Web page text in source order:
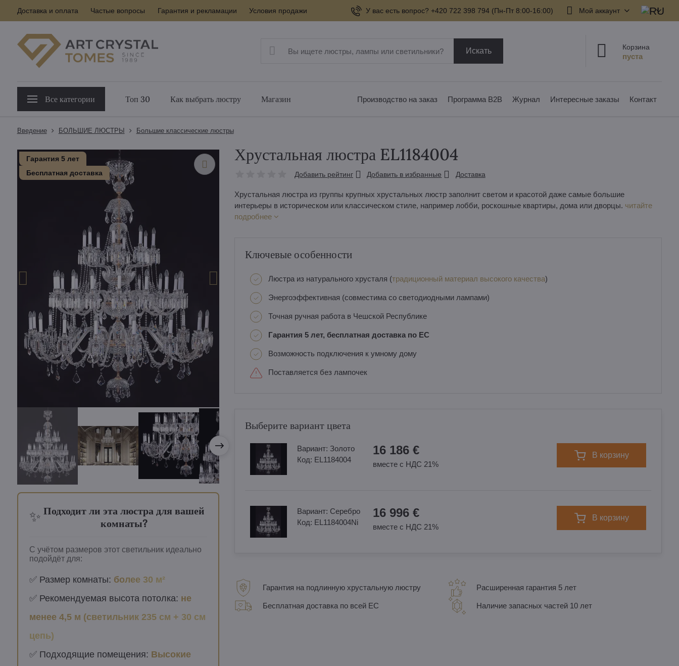
Доставка и оплата Частые вопросы Гарантия и рекламации Условия продажи У вас есть вопрос? +420 722 398 794​ (Пн-Пт 8:00-16:00) Мой аккаунт
Искать Корзина
Все категории Топ 30 Как выбрать люстру Магазин Производство на заказ Программа B2B Журнал Интересные заказы Контакт
Введение БOЛЬШИE ЛЮСТРЫ Большие классические люстры
Гарантия 5 лет
Бесплатная доставка
✨ Подходит ли эта люстра для вашей
комнаты?
С учётом размеров этот светильник идеально
подойдёт для:
✅ Размер комнаты: более 30 м²
✅ Рекомендуемая высота потолка: не
менее 4,5 м (светильник 235 см + 30 см
цепь)
✅ Подходящие помещения: Высокие
Хрустальная люстра EL1184004
Добавить рейтинг Добавить в избранные Доставка
Хрустальная люстра из группы крупных хрустальных люстр заполнит светом и красотой даже самые большие
интерьеры в историческом или классическом стиле, например лобби, роскошные квартиры, дома или дворцы. читайте
подробнее
Ключевые особенности
Люстра из натурального хрусталя (традиционный материал высокого качества)
Энергоэффективная (совместима со светодиодными лампами)
Точная ручная работа в Чешской Республике
Гарантия 5 лет, бесплатная доставка по ЕС
Возможность подключения к умному дому
Поставляется без лампочек
Выберите вариант цвета
Вариант: Золотo
Код: EL1184004
16 186 €
вместе с НДС 21%
в корзину
Вариант: Cеребро
Код: EL1184004Ni
16 996 €
вместе с НДС 21%
в корзину
Гарантия на подлинную хрустальную люстру
Бесплатная доставка по всей ЕС
Расширенная гарантия 5 лет
Наличие запасных частей 10 лет